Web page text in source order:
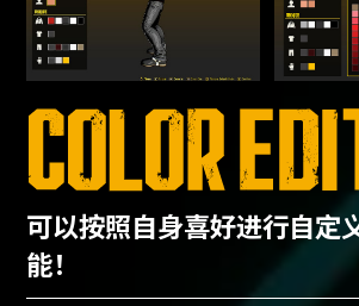
可以按照自身喜好进行自定
能！